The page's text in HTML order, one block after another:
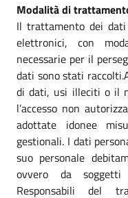
Modalità di
Il trattamento dei
elettronici, con
necessarie per il
dati sono stati
di dati, usi illeciti o il
l’accesso non
adottate idonee
gestionali. I dati
suo personale
ovvero da soggetti
Responsabili del